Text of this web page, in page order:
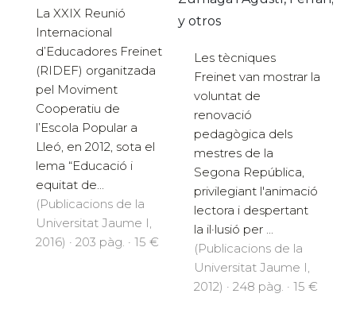
La XXIX Reunió
Internacional
d’Educadores Freinet
(RIDEF) organitzada
pel Moviment
Cooperatiu de
l’Escola Popular a
Lleó, en 2012, sota el
lema “Educació i
equitat de...
(Publicacions de la
Universitat Jaume I,
2016) · 203 pàg. · 15 €
y otros
Les tècniques
Freinet van mostrar la
voluntat de
renovació
pedagògica dels
mestres de la
Segona República,
privilegiant l'animació
lectora i despertant
la il·lusió per ...
(Publicacions de la
Universitat Jaume I,
2012) · 248 pàg. · 15 €